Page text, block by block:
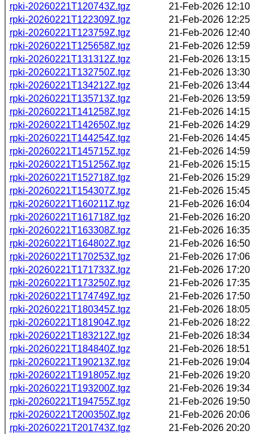
rpki-20260221T120743Z.tgz
21-Feb-2026 12:10
rpki-20260221T122309Z.tgz
21-Feb-2026 12:25
rpki-20260221T123759Z.tgz
21-Feb-2026 12:40
rpki-20260221T125658Z.tgz
21-Feb-2026 12:59
rpki-20260221T131312Z.tgz
21-Feb-2026 13:15
rpki-20260221T132750Z.tgz
21-Feb-2026 13:30
rpki-20260221T134212Z.tgz
21-Feb-2026 13:44
rpki-20260221T135713Z.tgz
21-Feb-2026 13:59
rpki-20260221T141258Z.tgz
21-Feb-2026 14:15
rpki-20260221T142650Z.tgz
21-Feb-2026 14:29
rpki-20260221T144254Z.tgz
21-Feb-2026 14:45
rpki-20260221T145715Z.tgz
21-Feb-2026 14:59
rpki-20260221T151256Z.tgz
21-Feb-2026 15:15
rpki-20260221T152718Z.tgz
21-Feb-2026 15:29
rpki-20260221T154307Z.tgz
21-Feb-2026 15:45
rpki-20260221T160211Z.tgz
21-Feb-2026 16:04
rpki-20260221T161718Z.tgz
21-Feb-2026 16:20
rpki-20260221T163308Z.tgz
21-Feb-2026 16:35
rpki-20260221T164802Z.tgz
21-Feb-2026 16:50
rpki-20260221T170253Z.tgz
21-Feb-2026 17:06
rpki-20260221T171733Z.tgz
21-Feb-2026 17:20
rpki-20260221T173250Z.tgz
21-Feb-2026 17:35
rpki-20260221T174749Z.tgz
21-Feb-2026 17:50
rpki-20260221T180345Z.tgz
21-Feb-2026 18:05
rpki-20260221T181904Z.tgz
21-Feb-2026 18:22
rpki-20260221T183212Z.tgz
21-Feb-2026 18:34
rpki-20260221T184840Z.tgz
21-Feb-2026 18:51
rpki-20260221T190213Z.tgz
21-Feb-2026 19:04
rpki-20260221T191805Z.tgz
21-Feb-2026 19:20
rpki-20260221T193200Z.tgz
21-Feb-2026 19:34
rpki-20260221T194755Z.tgz
21-Feb-2026 19:50
rpki-20260221T200350Z.tgz
21-Feb-2026 20:06
rpki-20260221T201743Z.tgz
21-Feb-2026 20:20